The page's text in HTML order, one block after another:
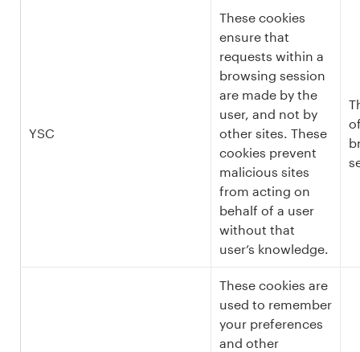
YSC
These cookies
ensure that
requests within a
browsing session
are made by the
user, and not by
other sites. These
cookies prevent
malicious sites
from acting on
behalf of a user
without that
user’s knowledge.
These cookies are
used to remember
your preferences
and other